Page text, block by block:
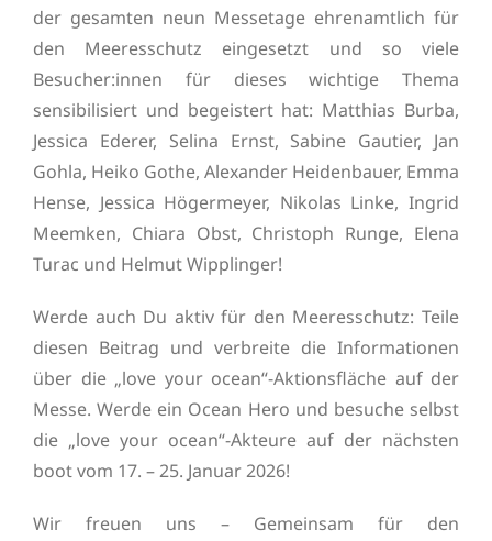
der gesamten neun Messetage ehrenamtlich für
den Meeresschutz eingesetzt und so viele
Besucher:innen für dieses wichtige Thema
sensibilisiert und begeistert hat: Matthias Burba,
Jessica Ederer, Selina Ernst, Sabine Gautier, Jan
Gohla, Heiko Gothe, Alexander Heidenbauer, Emma
Hense, Jessica Högermeyer, Nikolas Linke, Ingrid
Meemken, Chiara Obst, Christoph Runge, Elena
Turac und Helmut Wipplinger!
Werde auch Du aktiv für den Meeresschutz: Teile
diesen Beitrag und verbreite die Informationen
über die „love your ocean“-Aktionsfläche auf der
Messe. Werde ein Ocean Hero und besuche selbst
die „love your ocean“-Akteure auf der nächsten
boot vom 17. – 25. Januar 2026!
Wir freuen uns – Gemeinsam für den